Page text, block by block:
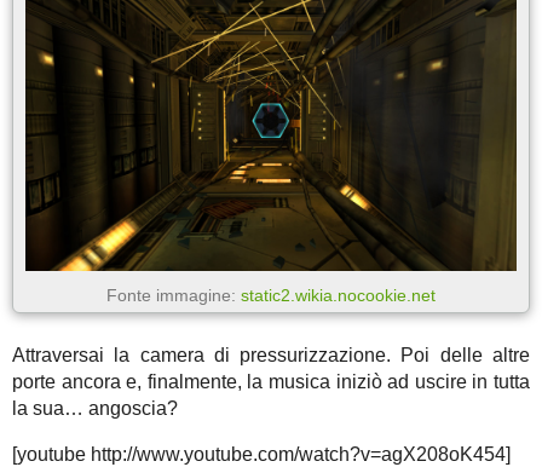
Fonte immagine: static2.wikia.nocookie.net
Attraversai la camera di pressurizzazione. Poi delle altre
porte ancora e, finalmente, la musica iniziò ad uscire in tutta
la sua… angoscia?
[youtube http://www.youtube.com/watch?v=agX208oK454]